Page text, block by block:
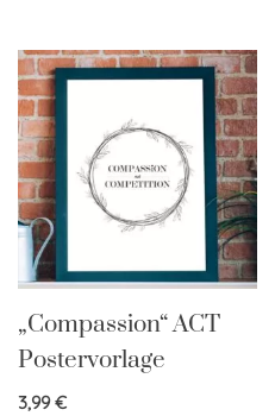
„Compassion“ ACT
Postervorlage
3,99€